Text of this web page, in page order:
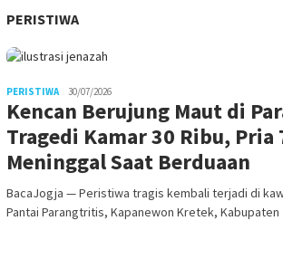
PERISTIWA
PERISTIWA 30/07/2026
Kencan Berujung Maut di
Tragedi Kamar 30 Ribu, Pria
Meninggal Saat Berduaan
BacaJogja — Peristiwa tragis kembali terjadi di
Pantai Parangtritis, Kapanewon Kretek,